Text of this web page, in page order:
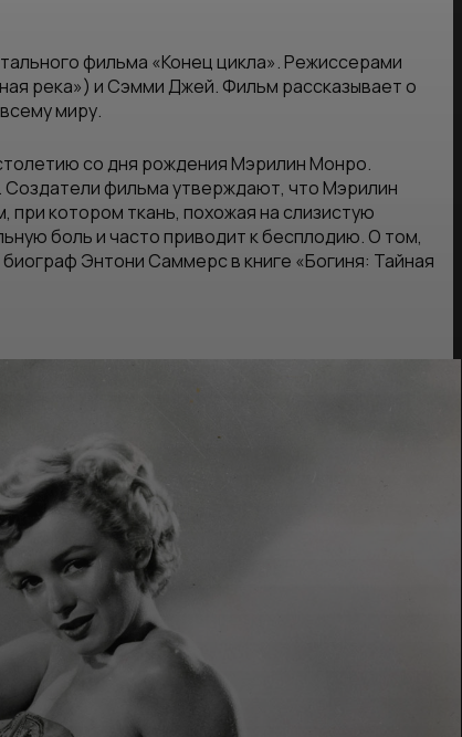
фильма «Конец цикла». Режиссерами
река») и Сэмми Джей. Фильм рассказывает о
миру.
со дня рождения Мэрилин Монро.
Создатели фильма утверждают, что Мэрилин
котором ткань, похожая на слизистую
боль и часто приводит к бесплодию. О том,
Энтони Саммерс в книге «Богиня: Тайная